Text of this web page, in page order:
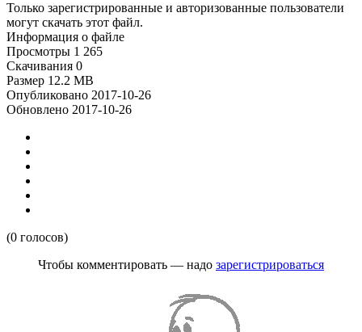
Только зарегистрированные и авторизованные пользователи
могут скачать этот файл.
Информация о файле
Просмотры 1 265
Скачивания 0
Размер 12.2 MB
Опубликовано 2017-10-26
Обновлено 2017-10-26
(0 голосов)
Чтобы комментировать — надо зарегистрироваться